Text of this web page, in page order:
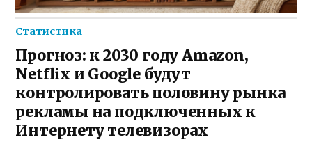
Статистика
Прогноз: к 2030 году Amazon,
Netflix и Google будут
контролировать половину рынка
рекламы на подключенных к
Интернету телевизорах